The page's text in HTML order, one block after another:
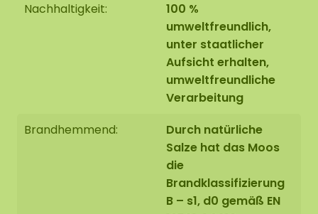
Nachhaltigkeit:
100 %
umweltfreundlich,
unter staatlicher
Aufsicht erhalten,
umweltfreundliche
Verarbeitung
Brandhemmend:
Durch natürliche
Salze hat das Moos
die
Brandklassifizierung
B – s1, d0 gemäß EN